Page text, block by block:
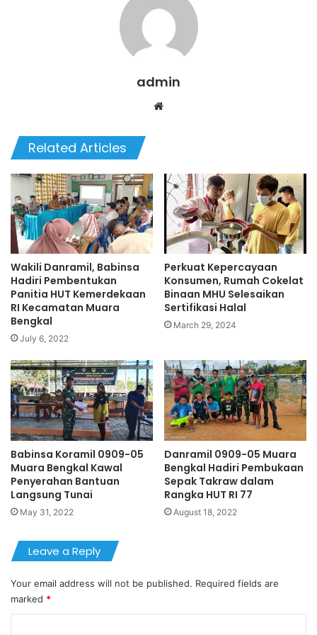
admin
Related Articles
Wakili Danramil, Babinsa
Hadiri Pembentukan
Panitia HUT Kemerdekaan
RI Kecamatan Muara
Bengkal
July 6, 2022
Perkuat Kepercayaan
Konsumen, Rumah Cokelat
Binaan MHU Selesaikan
Sertifikasi Halal
March 29, 2024
Babinsa Koramil 0909-05
Muara Bengkal Kawal
Penyerahan Bantuan
Langsung Tunai
May 31, 2022
Danramil 0909-05 Muara
Bengkal Hadiri Pembukaan
Sepak Takraw dalam
Rangka HUT RI 77
August 18, 2022
Leave a Reply
Your email address will not be published. Required fields are
marked *